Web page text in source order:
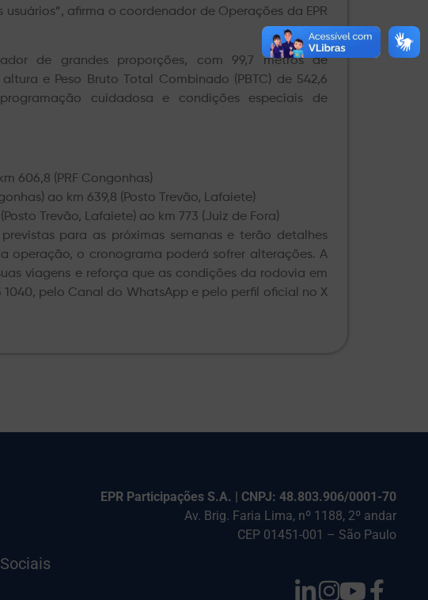
afirma o coordenador de Operações da EPR
de grandes proporções, com 99,7 metros de
e Peso Bruto Total Combinado (PBTC) de 542,6
cuidadosa e condições especiais de
606,8 (PRF Congonhas)
ao km 639,8 (Posto Trevão, Lafaiete)
Trevão, Lafaiete) ao km 773 (Juiz de Fora)
para as próximas semanas e terão detalhes
operação, o cronograma poderá sofrer alterações. A
viagens e reforça que as condições da rodovia em
pelo Canal do WhatsApp e pelo perfil oficial no X
EPR Participações S.A. | CNPJ: 48.803.906/0001-70
Av. Brig. Faria Lima, nº 1188, 2º andar
CEP 01451-001 – São Paulo